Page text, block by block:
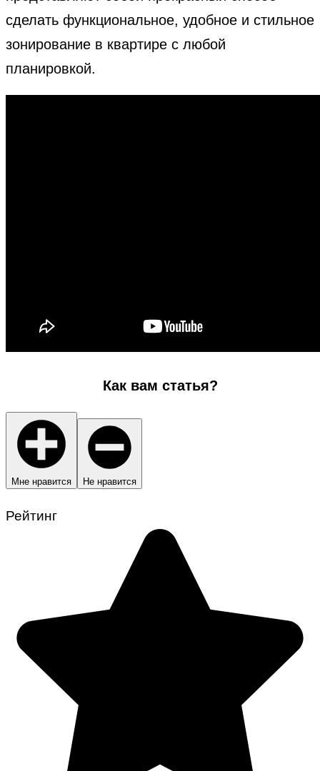
сделать функциональное, удобное и стильное
зонирование в квартире с любой
планировкой.
Как вам статья?
Мне нравится Не нравится
Рейтинг